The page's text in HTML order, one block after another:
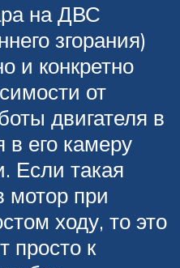
на ДВС
згорания)
и конкретно
от
двигателя в
его камеру
Если такая
мотор при
ходу, то это
просто к